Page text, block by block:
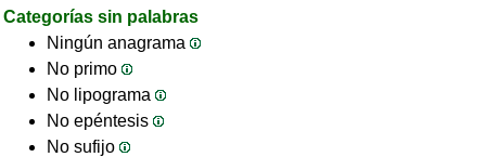
Categorías sin palabras
Ningún anagrama
No primo
No lipograma
No epéntesis
No sufijo